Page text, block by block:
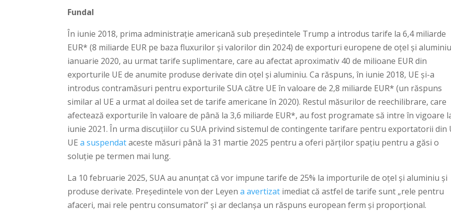
Fundal
În iunie 2018, prima administrație americană sub președintele Trump a introdus tarife la 6,4 miliarde
EUR* (8 miliarde EUR pe baza fluxurilor și valorilor din 2024) de exporturi europene de oțel și
ianuarie 2020, au urmat tarife suplimentare, care au afectat aproximativ 40 de milioane EUR din
exporturile UE de anumite produse derivate din oțel și aluminiu. Ca răspuns, în iunie 2018, UE și-a
introdus contramăsuri pentru exporturile SUA către UE în valoare de 2,8 miliarde EUR* (un răspuns
similar al UE a urmat al doilea set de tarife americane în 2020). Restul măsurilor de reechilibrare, care
afectează exporturile în valoare de până la 3,6 miliarde EUR*, au fost programate să intre în vigoare
iunie 2021. În urma discuțiilor cu SUA privind sistemul de contingente tarifare pentru exportatorii din
UEa suspendataceste măsuri până la 31 martie 2025 pentru a oferi părților spațiu pentru a găsi o
soluție pe termen mai lung.
La 10 februarie 2025, SUA au anunțat că vor impune tarife de 25% la importurile de oțel și aluminiu și
produse derivate. Președintele von der Leyena avertizat imediat că astfel de tarife sunt „rele pentru
afaceri, mai rele pentru consumatori” și ar declanșa un răspuns european ferm și proporțional.